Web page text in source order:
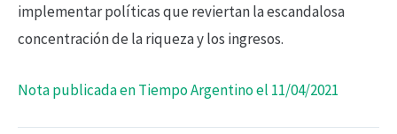
implementar políticas que reviertan la escandalosa
concentración de la riqueza y los ingresos.
Nota publicada en Tiempo Argentino el 11/04/2021